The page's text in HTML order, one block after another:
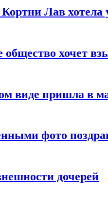
Лав
общество хочет
виде пришла в
фото
дочерей